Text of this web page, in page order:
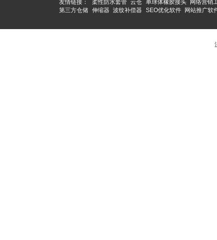
友情链接： 柔性防水套管 云仓 单球体橡胶接头
网络营销
第三方仓储 伸缩器 波纹补偿器 SEO优化软件 网站推广软